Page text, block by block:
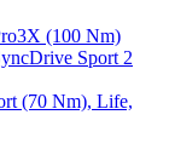
(100 Nm)
Sport 2
(70 Nm), Life,